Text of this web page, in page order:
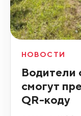
НОВОСТИ
Водители
смогут
QR-коду